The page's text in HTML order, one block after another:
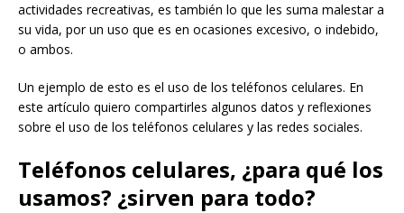
actividades recreativas, es también lo que les suma malestar a
su vida, por un uso que es en ocasiones excesivo, o indebido,
o ambos.
Un ejemplo de esto es el uso de los teléfonos celulares. En
este artículo quiero compartirles algunos datos y reflexiones
sobre el uso de los teléfonos celulares y las redes sociales.
Teléfonos celulares, ¿para qué los
usamos? ¿sirven para todo?